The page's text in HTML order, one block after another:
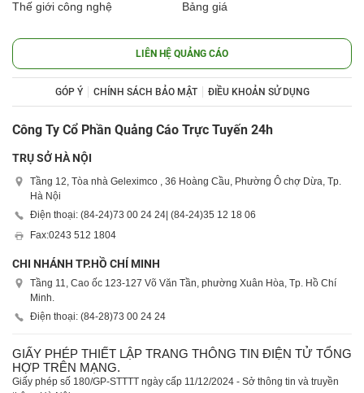
Thế giới công nghệ Bảng giá
LIÊN HỆ QUẢNG CÁO
GÓP Ý CHÍNH SÁCH BẢO MẬT ĐIỀU KHOẢN SỬ DỤNG
Công Ty Cổ Phần Quảng Cáo Trực Tuyến 24h
TRỤ SỞ HÀ NỘI
Tầng 12, Tòa nhà Geleximco , 36 Hoàng Cầu, Phường Ô chợ Dừa, Tp.
Hà Nội
Điện thoại: (84-24)73 00 24 24| (84-24)35 12 18 06
Fax:0243 512 1804
CHI NHÁNH TP.HỒ CHÍ MINH
Tầng 11, Cao ốc 123-127 Võ Văn Tần, phường Xuân Hòa, Tp. Hồ Chí
Minh.
Điện thoại: (84-28)73 00 24 24
GIẤY PHÉP THIẾT LẬP TRANG THÔNG TIN ĐIỆN TỬ TỔNG
HỢP TRÊN MẠNG.
Giấy phép số 180/GP-STTTT ngày cấp 11/12/2024 - Sở thông tin và truyền